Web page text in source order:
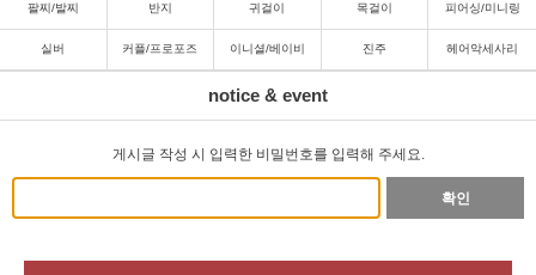
팔찌/발찌 반지 귀걸이 목걸이 피어싱/미니링
실버 커플/프로포즈 이니셜/베이비 진주 헤어악세사리
notice & event
게시글 작성 시 입력한 비밀번호를 입력해 주세요.
확인